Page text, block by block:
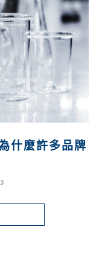
什麼許多品牌